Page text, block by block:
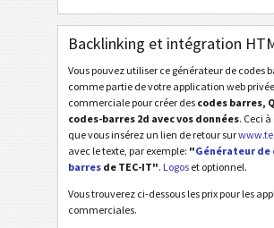
Backlinking et intégration
Vous pouvez utiliser ce générateur de codes
comme partie de votre application web
commerciale pour créer des codes barres,
codes-barres 2d avec vos données. Ceci
que vous insérez un lien de retour sur
avec le texte, par exemple: "Générateur de
barres de TEC-IT". Logos et optionnel.
Vous trouverez ci-dessous les prix pour les
commerciales.